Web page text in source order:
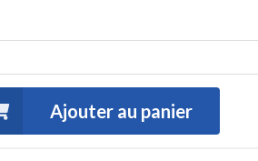
Ajouter au panier